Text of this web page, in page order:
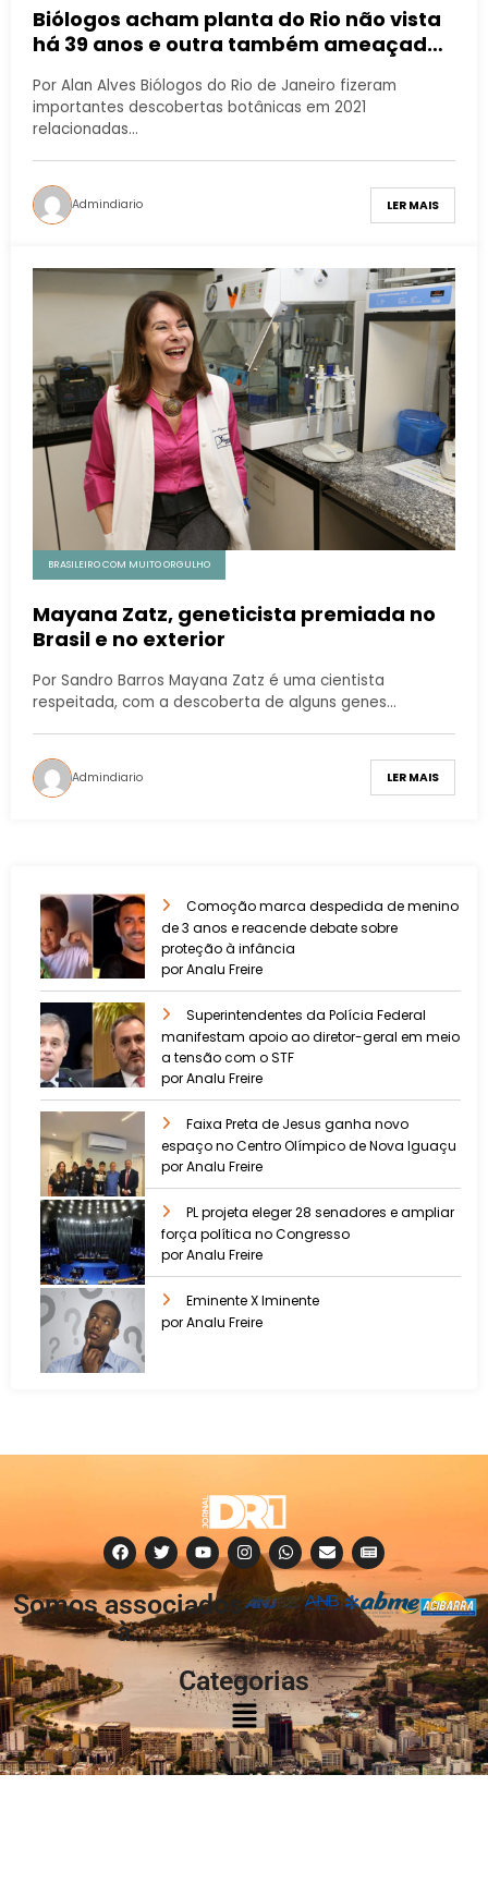
Biólogos acham planta do Rio não vista
há 39 anos e outra também ameaçada
Por Alan Alves Biólogos do Rio de Janeiro fizeram
importantes descobertas botânicas em 2021
relacionadas…
Admindiario LER MAIS
BRASILEIRO COM MUITO ORGULHO
Mayana Zatz, geneticista premiada no
Brasil e no exterior
Por Sandro Barros Mayana Zatz é uma cientista
respeitada, com a descoberta de alguns genes…
Admindiario LER MAIS
Comoção marca despedida de menino
de 3 anos e reacende debate sobre
proteção à infância
por Analu Freire
Superintendentes da Polícia Federal
manifestam apoio ao diretor-geral em meio
a tensão com o STF
por Analu Freire
Faixa Preta de Jesus ganha novo
espaço no Centro Olímpico de Nova Iguaçu
por Analu Freire
PL projeta eleger 28 senadores e ampliar
força política no Congresso
por Analu Freire
Eminente X Iminente
por Analu Freire
Somos associados
à:
Categorias